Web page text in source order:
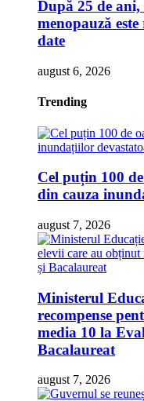
După 25 de
menopauză
date
august 6, 2026
Trending
Cel puțin 100
din cauza
august 7, 2026
Ministerul
recompense
media 10 la
Bacalaureat
august 7, 2026